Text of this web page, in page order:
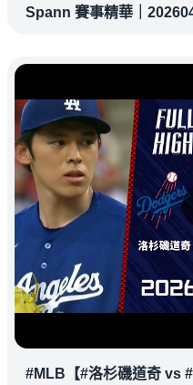
Spann 賽事精華｜
#MLB【#洛杉磯道奇 vs